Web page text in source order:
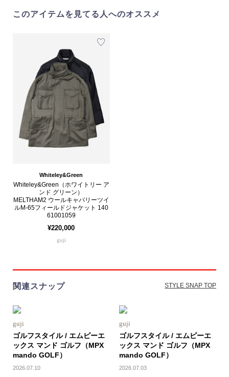
このアイテムを見てる人へのオススメ
Whiteley&Green
Whiteley&Green（ホワイトリー ア
ンド グリーン）
MELTHAM2 ウールキャバリーツイ
ルM-65フィールドジャケット 140
61001059
¥220,000
guji
関連スナップ STYLE SNAP TOP
guji
ゴルフスタイル / エムピーエ
ックス マンド ゴルフ（MPX
mando GOLF）
2026.07.10
guji
ゴルフスタイル / エムピーエ
ックス マンド ゴルフ（MPX
mando GOLF）
2026.07.03